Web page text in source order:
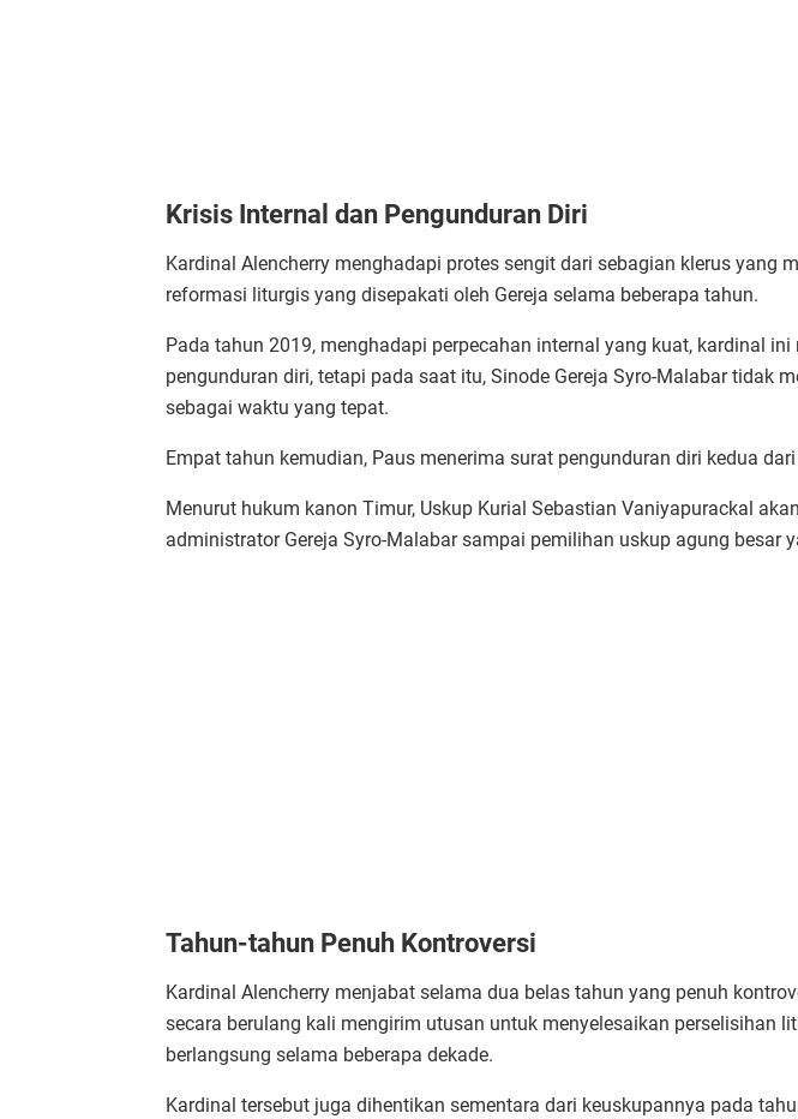
Krisis Internal dan Pengunduran Diri
Kardinal Alencherry menghadapi protes sengit dari sebagian klerus yang
reformasi liturgis yang disepakati oleh Gereja selama beberapa tahun.
Pada tahun 2019, menghadapi perpecahan internal yang kuat, kardinal ini
pengunduran diri, tetapi pada saat itu, Sinode Gereja Syro-Malabar tidak
sebagai waktu yang tepat.
Empat tahun kemudian, Paus menerima surat pengunduran diri kedua
Menurut hukum kanon Timur, Uskup Kurial Sebastian Vaniyapurackal
administrator Gereja Syro-Malabar sampai pemilihan uskup agung besar
Tahun-tahun Penuh Kontroversi
Kardinal Alencherry menjabat selama dua belas tahun yang penuh
secara berulang kali mengirim utusan untuk menyelesaikan perselisihan
berlangsung selama beberapa dekade.
Kardinal tersebut juga dihentikan sementara dari keuskupannya pada